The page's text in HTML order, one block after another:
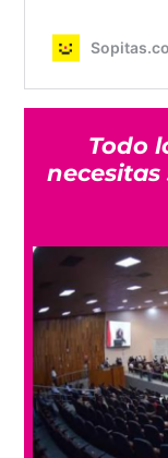
Todo
necesitas